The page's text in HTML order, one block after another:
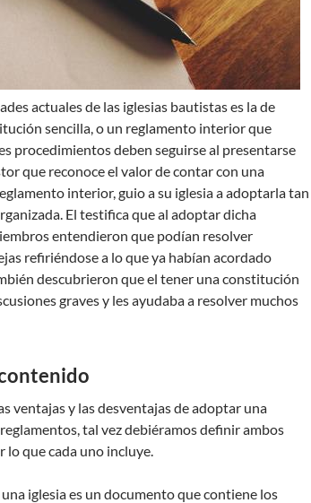
actuales de las iglesias bautistas es la de
sencilla, o un reglamento interior que
procedimientos deben seguirse al presentarse
que reconoce el valor de contar con una
interior, guio a su iglesia a adoptarla tan
El testifica que al adoptar dicha
entendieron que podían resolver
refiriéndose a lo que ya habían acordado
descubrieron que el tener una constitución
graves y les ayudaba a resolver muchos
ventajas y las desventajas de adoptar una
tal vez debiéramos definir ambos
lo que cada uno incluye.
iglesia es un documento que contiene los